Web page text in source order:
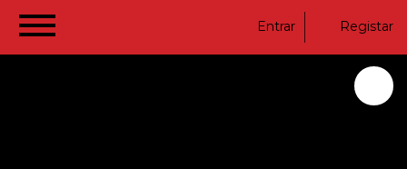
Entrar Registar